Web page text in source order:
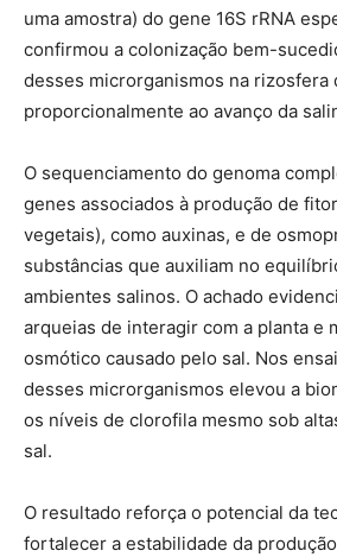
uma amostra) do gene 16S rRNA
confirmou a colonização bem-
desses microrganismos na rizosfera
proporcionalmente ao avanço da
O sequenciamento do genoma
genes associados à produção de
vegetais), como auxinas, e de
substâncias que auxiliam no
ambientes salinos. O achado
arqueias de interagir com a planta e
osmótico causado pelo sal. Nos
desses microrganismos elevou a
os níveis de clorofila mesmo sob
sal.
O resultado reforça o potencial da
fortalecer a estabilidade da